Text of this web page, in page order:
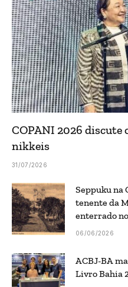
COPANI 2026 discute
nikkeis
31/07/2026
Seppuku na
tenente da
enterrado
Bahia
06/06/2026
ACBJ-BA
Livro Bahia